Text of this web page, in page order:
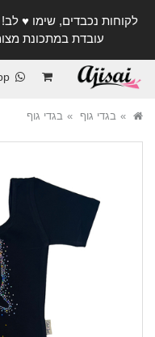
עובדת במתכונת
בגדי גוף בגדי גוף